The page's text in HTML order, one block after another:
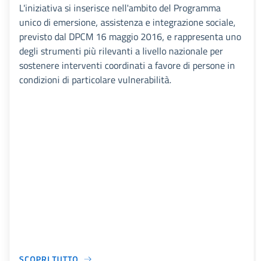
L'iniziativa si inserisce nell'ambito del Programma
unico di emersione, assistenza e integrazione sociale,
previsto dal DPCM 16 maggio 2016, e rappresenta uno
degli strumenti più rilevanti a livello nazionale per
sostenere interventi coordinati a favore di persone in
condizioni di particolare vulnerabilità.